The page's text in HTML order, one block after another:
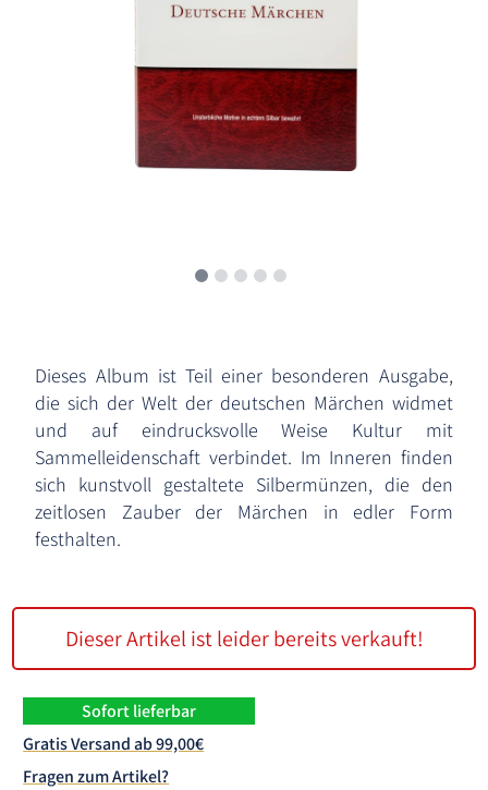
Dieses Album ist Teil einer besonderen Ausgabe,
die sich der Welt der deutschen Märchen widmet
und auf eindrucksvolle Weise Kultur mit
Sammelleidenschaft verbindet. Im Inneren finden
sich kunstvoll gestaltete Silbermünzen, die den
zeitlosen Zauber der Märchen in edler Form
festhalten.
Dieser Artikel ist leider bereits verkauft!
Sofort lieferbar
Gratis Versand ab 99,00€
Fragen zum Artikel?